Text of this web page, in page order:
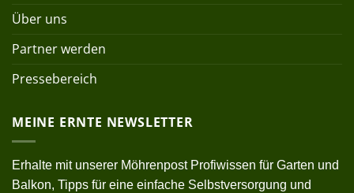
Über uns
Partner werden
Pressebereich
MEINE ERNTE NEWSLETTER
Erhalte mit unserer Möhrenpost Profiwissen für Garten und
Balkon, Tipps für eine einfache Selbstversorgung und